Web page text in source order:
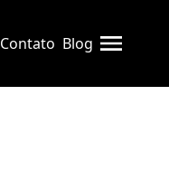
Contato Blog